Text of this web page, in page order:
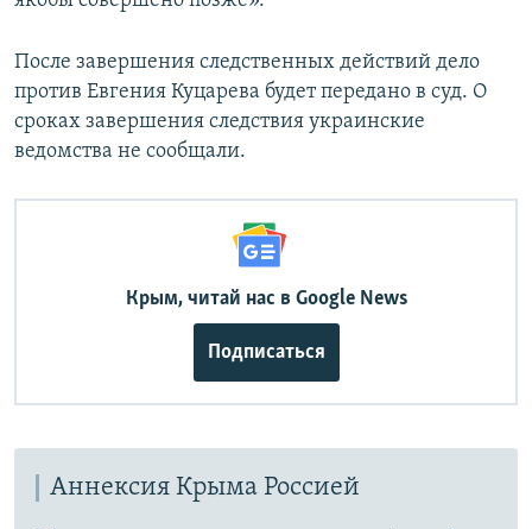
После завершения следственных действий дело
против Евгения Куцарева будет передано в суд. О
сроках завершения следствия украинские
ведомства не сообщали.
Крым, читай нас в Google News
Подписаться
Аннексия Крыма Россией